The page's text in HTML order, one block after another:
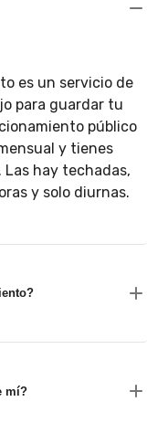
es un servicio de
para guardar tu
público
y tienes
hay techadas,
y solo diurnas.
mí?